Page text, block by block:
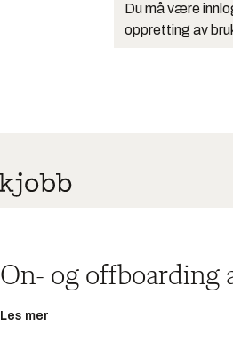
Du må være
oppretting av
On- og offboarding
Les mer